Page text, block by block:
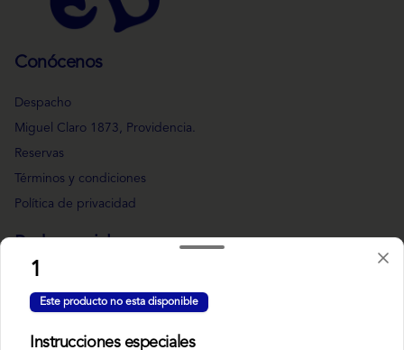
Conócenos
Despacho
Miguel Claro 1873, Providencia.
Reservas
Términos y condiciones
Política de privacidad
Redes sociales
Facebook
1
Este producto no esta disponible
Instrucciones especiales